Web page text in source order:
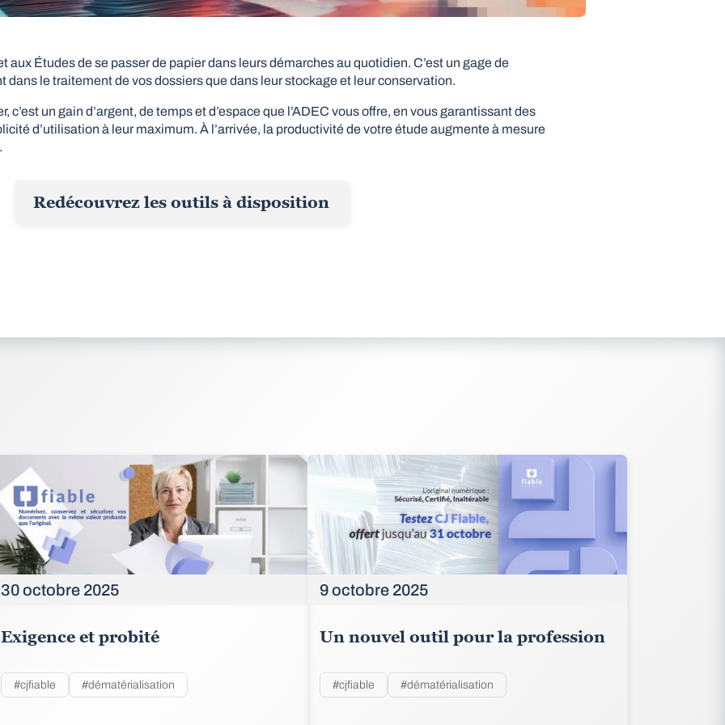
aux Études de se passer de papier dans leurs démarches au quotidien. C’est un gage de
dans le traitement de vos dossiers que dans leur stockage et leur conservation.
c’est un gain d’argent, de temps et d’espace que l’ADEC vous offre, en vous garantissant des
d’utilisation à leur maximum. À l’arrivée, la productivité de votre étude augmente à mesure
Redécouvrez les outils à disposition
30 octobre 2025
Exigence et probité
#cjfiable #dématérialisation
9 octobre 2025
Un nouvel outil pour la profession
#cjfiable #dématérialisation